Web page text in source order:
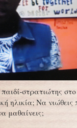
στρατιώτης
ηλικία; Να
μαθαίνεις;